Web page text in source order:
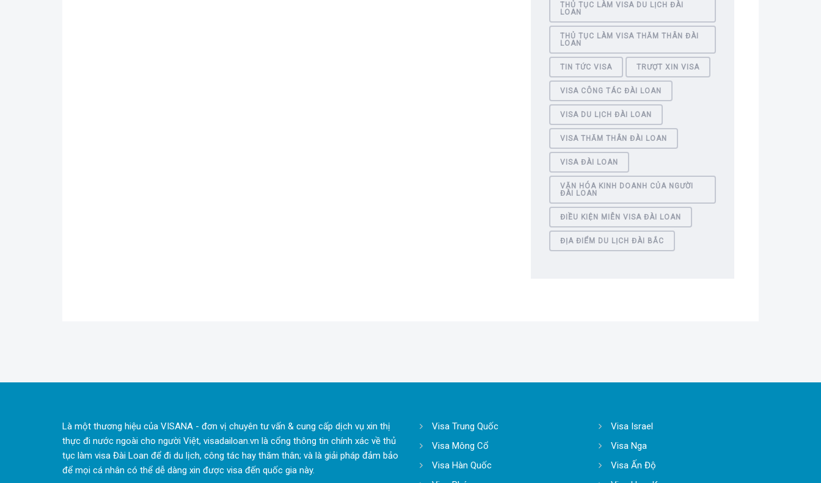
THỦ TỤC LÀM VISA DU LỊCH ĐÀI
LOAN
THỦ TỤC LÀM VISA THĂM THÂN ĐÀI
LOAN
TIN TỨC VISA TRƯỢT XIN VISA
VISA CÔNG TÁC ĐÀI LOAN
VISA DU LỊCH ĐÀI LOAN
VISA THĂM THÂN ĐÀI LOAN
VISA ĐÀI LOAN
VĂN HÓA KINH DOANH CỦA NGƯỜI
ĐÀI LOAN
ĐIỀU KIỆN MIỄN VISA ĐÀI LOAN
ĐỊA ĐIỂM DU LỊCH ĐÀI BẮC
Là một thương hiệu của VISANA - đơn vị chuyên tư vấn & cung cấp dịch vụ xin thị
thực đi nước ngoài cho người Việt, visadailoan.vn là cổng thông tin chính xác về thủ
tục làm visa Đài Loan để đi du lịch, công tác hay thăm thân; và là giải pháp đảm bảo
để mọi cá nhân có thể dễ dàng xin được visa đến quốc gia này.
Visa Trung Quốc
Visa Mông Cổ
Visa Hàn Quốc
Visa Israel
Visa Nga
Visa Ấn Độ